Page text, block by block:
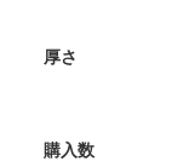
厚さ
購入数